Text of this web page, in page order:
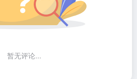
暂无评论...